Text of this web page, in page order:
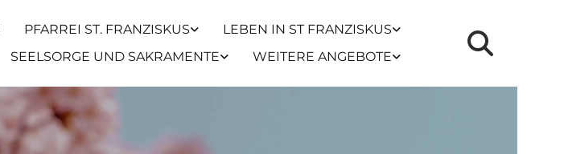
PFARREI ST. FRANZISKUS
LEBEN IN ST FRANZISKUS
SEELSORGE UND SAKRAMENTE
WEITERE ANGEBOTE